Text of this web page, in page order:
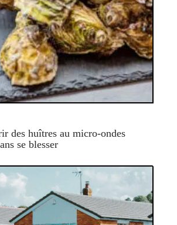
des huîtres au micro-ondes
se blesser